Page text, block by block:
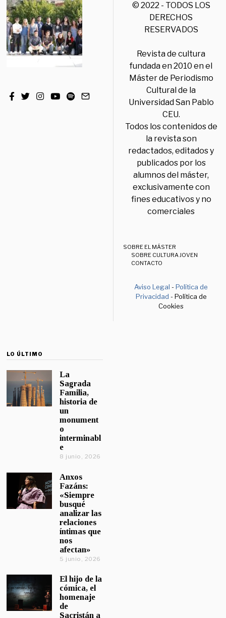
© 2022 - TODOS LOS
DERECHOS
RESERVADOS
Revista de cultura
fundada en 2010 en el
Máster de Periodismo
Cultural de la
Universidad San Pablo
CEU.
Todos los contenidos de
la revista son
redactados, editados y
publicados por los
alumnos del máster,
exclusivamente con
fines educativos y no
comerciales
SOBRE EL MÁSTER
SOBRE CULTURA JOVEN
CONTACTO
Aviso Legal -Política de
Privacidad - Política de
Cookies
LO ÚLTIMO
La
Sagrada
Familia,
historia de
un
monument
o
interminabl
e
8 junio, 2026
Anxos
Fazáns:
«Siempre
busqué
analizar las
relaciones
íntimas que
nos
afectan»
5 junio, 2026
El hijo de la
cómica, el
homenaje
de
Sacristán a